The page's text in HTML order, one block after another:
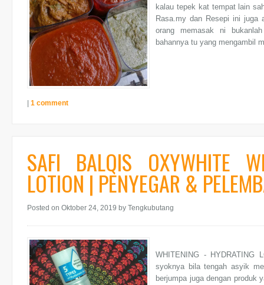
kalau tepek kat tempat lain
Rasa.my dan Resepi ini juga
orang memasak ni
bahannya tu yang mengambil
1 comment
SAFI BALQIS OXYWHITE
LOTION | PENYEGAR &
Posted on Oktober 24, 2019 by Tengkubutang
WHITENING -
syoknya bila tengah asyik
berjumpa juga dengan produk